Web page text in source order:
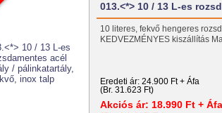
013.<*> 10 / 13 L-es
10 literes, fekvő hengeres
KEDVEZMÉNYES kiszállítás
Eredeti ár: 24.900 Ft + Áfa
(Br. 31.623 Ft)
Akciós ár: 18.990 Ft + Áfa